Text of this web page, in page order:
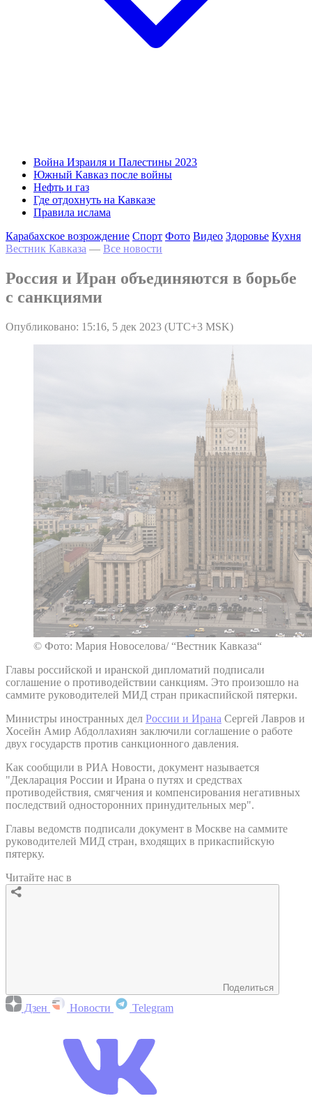
Война Израиля и Палестины 2023
Южный Кавказ после войны
Нефть и газ
Где отдохнуть на Кавказе
Правила ислама
Карабахское возрождение Спорт Фото Видео Здоровье Кухня
Вестник Кавказа — Все новости
Россия и Иран объединяются в борьбе
с санкциями
Опубликовано: 15:16, 5 дек 2023 (UTC+3 MSK)
© Фото: Мария Новоселова/ “Вестник Кавказа“
Главы российской и иранской дипломатий подписали
соглашение о противодействии санкциям. Это произошло на
саммите руководителей МИД стран прикаспийской пятерки.
Министры иностранных дел России и Ирана Сергей Лавров и
Хосейн Амир Абдоллахиян заключили соглашение о работе
двух государств против санкционного давления.
Как сообщили в РИА Новости, документ называется
"Декларация России и Ирана о путях и средствах
противодействия, смягчения и компенсирования негативных
последствий односторонних принудительных мер".
Главы ведомств подписали документ в Москве на саммите
руководителей МИД стран, входящих в прикаспийскую
пятерку.
Читайте нас в
Поделиться
Дзен Новости Telegram